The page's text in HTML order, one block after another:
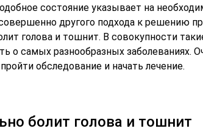
состояние указывает на
другого подхода к решению
голова и тошнит. В совокупности
о самых разнообразных заболеваниях.
обследование и начать лечение.
болит голова и тошнит